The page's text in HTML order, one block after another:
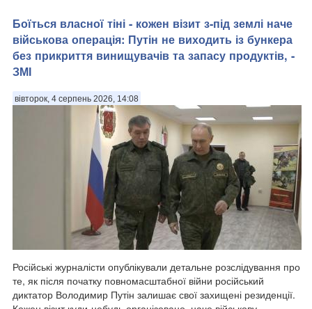
Боїться власної тіні - кожен візит з-під землі наче
військова операція: Путін не виходить із бункера
без прикриття винищувачів та запасу продуктів, -
ЗМІ
вівторок, 4 серпень 2026, 14:08
Російські журналісти опублікували детальне розслідування про
те, як після початку повномасштабної війни російський
диктатор Володимир Путін залишає свої захищені резиденції.